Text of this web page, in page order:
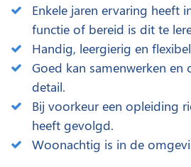
Enkele jaren ervaring heeft
functie of bereid is dit te
Handig, leergierig en
Goed kan samenwerken
detail.
Bij voorkeur een opleiding
heeft gevolgd.
Woonachtig is in de